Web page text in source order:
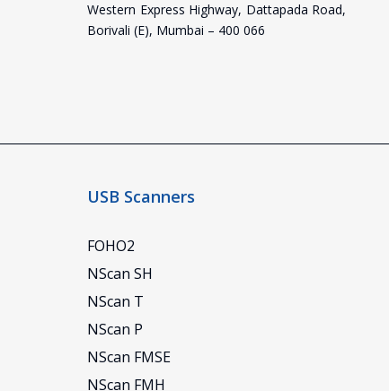
Western Express Highway, Dattapada Road,
Borivali (E), Mumbai – 400 066
USB Scanners
FOHO2
NScan SH
NScan T
NScan P
NScan FMSE
NScan FMH